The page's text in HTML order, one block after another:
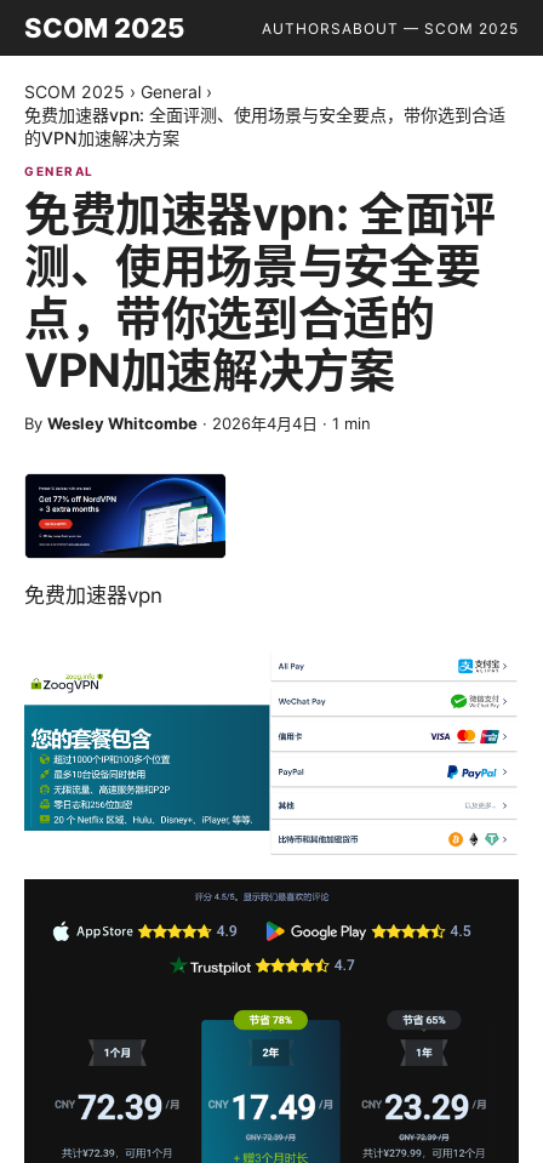
SCOM 2025 AUTHORSABOUT — SCOM 2025
SCOM 2025 › General ›
免费加速器vpn: 全面评测、使用场景与安全要点，带你选到合适
的VPN加速解决方案
GENERAL
免费加速器vpn: 全面评
测、使用场景与安全要
点，带你选到合适的
VPN加速解决方案
By Wesley Whitcombe · 2026年4月4日 · 1 min
免费加速器vpn